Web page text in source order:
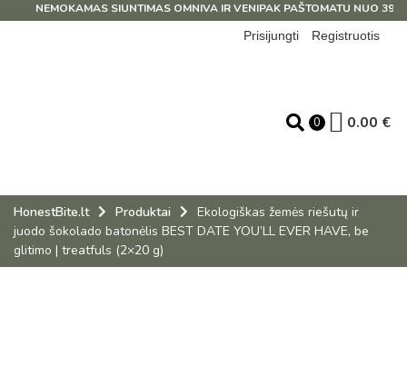
NEMOKAMAS SIUNTIMAS OMNIVA IR VENIPAK PAŠTOMATU NUO 39
Prisijungti
Registruotis
0 0.00 €
HonestBite.lt Produktai
Ekologiškas žemės riešutų ir
juodo šokolado batonėlis BEST DATE YOU’LL EVER HAVE, be
glitimo | treatfuls (2×20 g)